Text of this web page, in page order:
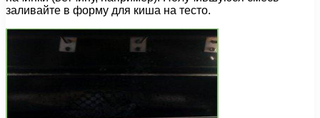
заливайте в форму для киша на тесто.